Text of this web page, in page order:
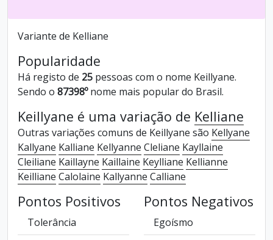
Variante de Kelliane
Popularidade
Há registo de 25 pessoas com o nome Keillyane.
Sendo o 87398ºnome mais popular do Brasil.
Keillyane é uma variação de Kelliane
Outras variações comuns de Keillyane são Kellyane
Kallyane Kalliane Kellyanne Cleliane Kayllaine
Cleiliane Kaillayne Kaillaine Keylliane Kellianne
Keilliane Calolaine Kallyanne Calliane
Pontos Positivos
Tolerância
Pontos Negativos
Egoísmo